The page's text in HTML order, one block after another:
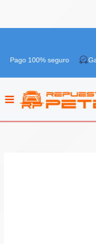
contenido
seguro Garantía